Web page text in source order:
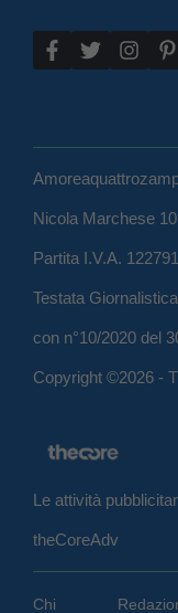
Nicola Marchese
Partita I.V.A.
Testata
con n°10/2020 del
Copyright ©2026 -
Le attività
theCoreAdv
Chi